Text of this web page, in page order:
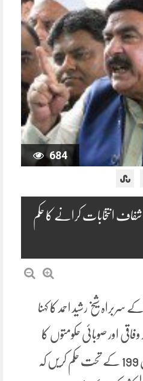
684
انتخابات کرانے کا حکم
شیخ رشید احمد کا کہنا
اور صوبائی حکومتوں کا
انتخاب کریں اورفوج کو آرٹیکل 199 کے تحت حکم کریں کہ